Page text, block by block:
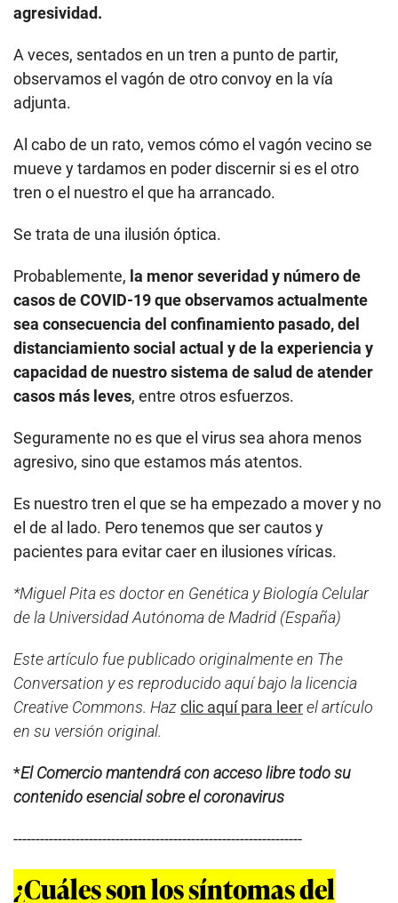
agresividad.
A veces, sentados en un tren a punto de partir,
observamos el vagón de otro convoy en la vía
adjunta.
Al cabo de un rato, vemos cómo el vagón vecino se
mueve y tardamos en poder discernir si es el otro
tren o el nuestro el que ha arrancado.
Se trata de una ilusión óptica.
Probablemente, la menor severidad y número de
casos de COVID-19 que observamos actualmente
sea consecuencia del confinamiento pasado, del
distanciamiento social actual y de la experiencia y
capacidad de nuestro sistema de salud de atender
casos más leves, entre otros esfuerzos.
Seguramente no es que el virus sea ahora menos
agresivo, sino que estamos más atentos.
Es nuestro tren el que se ha empezado a mover y no
el de al lado. Pero tenemos que ser cautos y
pacientes para evitar caer en ilusiones víricas.
*Miguel Pita es doctor en Genética y Biología Celular
de la Universidad Autónoma de Madrid (España)
Este artículo fue publicado originalmente en The
Conversation y es reproducido aquí bajo la licencia
Creative Commons. Hazclic aquí para leerel artículo
en su versión original.
*El Comercio mantendrá con acceso libre todo su
contenido esencial sobre el coronavirus
-----------------------------------------------------------------
¿Cuáles son los síntomas del